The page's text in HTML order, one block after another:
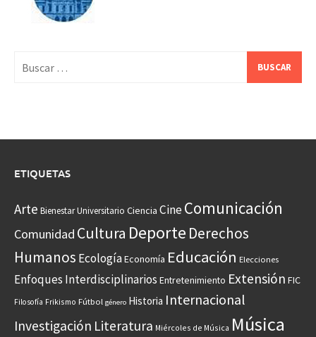
ETIQUETAS
Arte Bienestar Universitario Ciencia CineComunicación
Comunidad Cultura Deporte Derechos
Humanos EcologíaEconomía Educación Elecciones
Enfoques Interdisciplinarios Entretenimiento Extensión FIC
Filosofía Frikismo Fútbol género Historia Internacional
Investigación Literatura Miércoles de Música Música